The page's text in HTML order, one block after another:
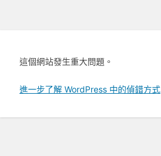
這個網站發生重大問題。
進一步了解 WordPress 中的偵錯方式